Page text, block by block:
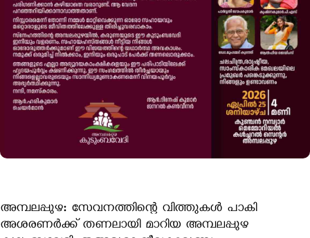
അമ്പലപ്പുഴ: സേവനത്തിന്റെ വിത്തുകൾ പാകി
അശരണർക്ക് തണലായി മാറിയ അമ്പലപ്പുഴ